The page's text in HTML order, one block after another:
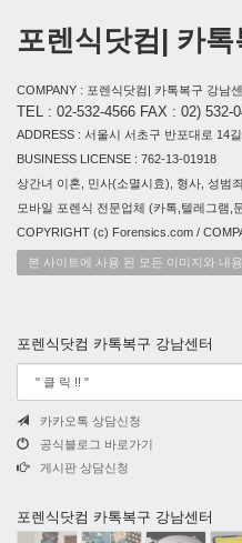
포렌식닷컴| 카톡
COMPANY : 포렌식닷컴| 카톡복구 강남
TEL : 02-532-4566 FAX : 02)
ADDRESS : 서울시 서초구 반포대로 14
BUSINESS LICENSE : 762-13-01918
상간녀 이혼, 민사(소멸시효), 형사, 성범
모바일 포렌식 전문업체 (카톡,텔레그램,
COPYRIGHT (c) Forensics.com /
본 사이트에 사용 된 모든 이미지와 내
포렌식닷컴 카톡복구 강남센터
카카오톡 상담신청
공식블로그 바로가기
게시판 상담신청
포렌식닷컴 카톡복구 강남센터